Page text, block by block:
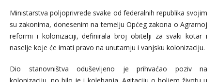
Ministarstva poljoprivrede svake od federalnih republika svojim
su zakonima, donesenim na temelju Općeg zakona o Agrarnoj
reformi i kolonizaciji, definirala broj obitelji za svaki kotar i
naselje koje će imati pravo na unutarnju i vanjsku kolonizaciju.
Dio stanovništva oduševljeno je prihvaćao poziv na